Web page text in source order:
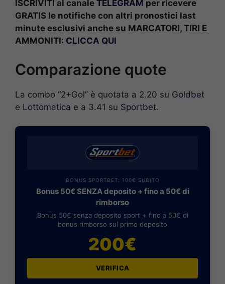
ISCRIVITI al canale TELEGRAM per ricevere
GRATIS le notifiche con altri pronostici last
minute esclusivi anche su MARCATORI, TIRI E
AMMONITI: CLICCA QUI
Comparazione quote
La combo “2+Gol” è quotata a 2.20 su Goldbet
e Lottomatica e a 3.41 su Sportbet.
BONUS SPORTBET: 100€ SUBITO
Bonus 50€ SENZA deposito + fino a 50€ di
rimborso
Bonus 50€ senza deposito sport + fino a 50€ di
bonus rimborso sul primo deposito
200€
VERIFICA